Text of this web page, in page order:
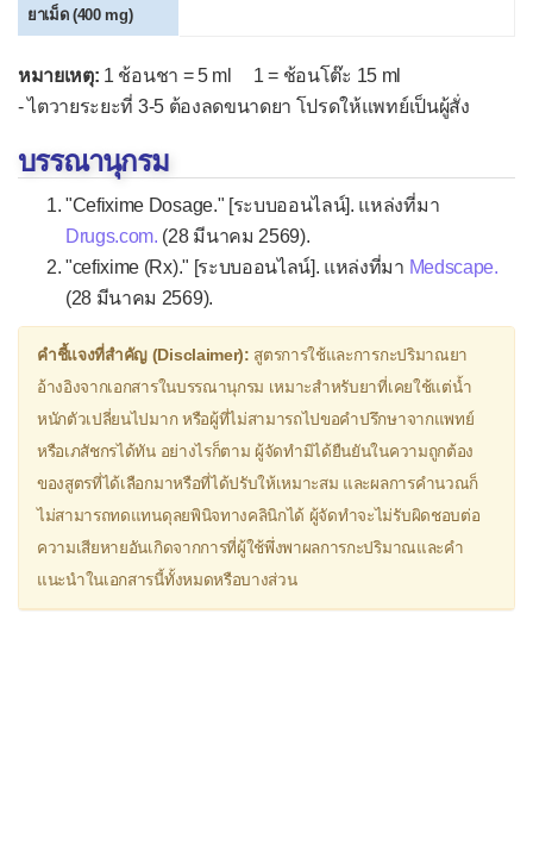
Acetylcysteine (NAC)
Bromhexine (Bisolvon®)
ยาแก้ไอน้ำดำ
▫ยาระงับการไอ
Codeine
Dextromethorphan
▫ยาขยายหลอดลม
Aminophylline
Doxofylline (Puroxan®)
Montelukast
Procaterol (Meptin®)
Salbutamol (Ventolin®)
Theophylline
ยาเม็ด (400 mg)
หมายเหตุ: 1 ช้อนชา = 5 ml 1 = ช้อนโต๊ะ 15 ml
- ไตวายระยะที่ 3-5 ต้องลดขนาดยา โปรดให้แพทย์เป็นผู้สั่ง
บรรณานุกรม
"Cefixime Dosage." [ระบบออนไลน์]. แหล่งที่มา
Drugs.com. (28 มีนาคม 2569).
"cefixime (Rx)." [ระบบออนไลน์]. แหล่งที่มา Medscape.
(28 มีนาคม 2569).
คำชี้แจงที่สำคัญ (Disclaimer): สูตรการใช้และการกะปริมาณยา
อ้างอิงจากเอกสารในบรรณานุกรม เหมาะสำหรับยาที่เคยใช้แต่น้ำ
หนักตัวเปลี่ยนไปมาก หรือผู้ที่ไม่สามารถไปขอคำปรึกษาจากแพทย์
หรือเภสัชกรได้ทัน อย่างไรก็ตาม ผู้จัดทำมิได้ยืนยันในความถูกต้อง
ของสูตรที่ได้เลือกมาหรือที่ได้ปรับให้เหมาะสม และผลการคำนวณก็
ไม่สามารถทดแทนดุลยพินิจทางคลินิกได้ ผู้จัดทำจะไม่รับผิดชอบต่อ
ความเสียหายอันเกิดจากการที่ผู้ใช้พึ่งพาผลการกะปริมาณและคำ
แนะนำในเอกสารนี้ทั้งหมดหรือบางส่วน